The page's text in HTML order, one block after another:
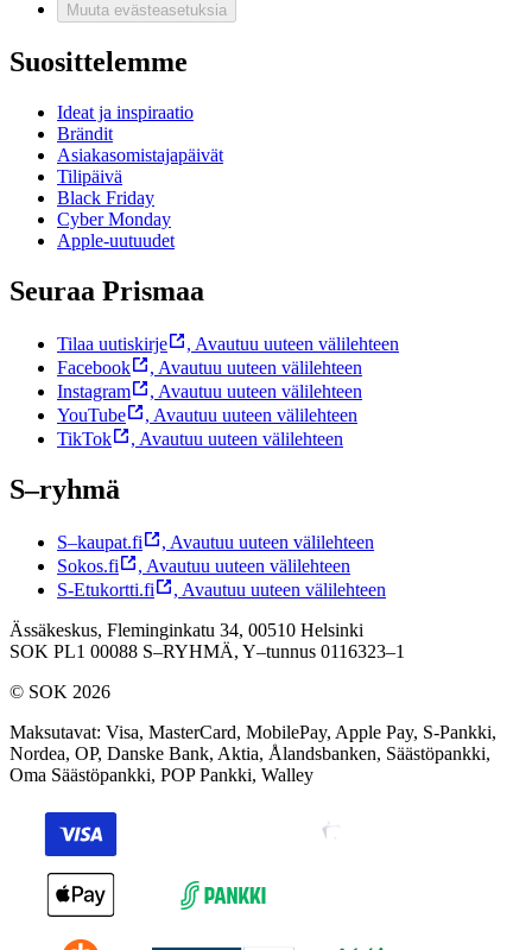
Muuta evästeasetuksia
Suosittelemme
Ideat ja inspiraatio
Brändit
Asiakasomistajapäivät
Tilipäivä
Black Friday
Cyber Monday
Apple-uutuudet
Seuraa Prismaa
Tilaa uutiskirje , Avautuu uuteen välilehteen
Facebook
, Avautuu uuteen välilehteen
Instagram
, Avautuu uuteen välilehteen
YouTube
, Avautuu uuteen välilehteen
TikTok
, Avautuu uuteen välilehteen
S–ryhmä
S–kaupat.fi , Avautuu uuteen välilehteen
Sokos.fi
, Avautuu uuteen välilehteen
S-Etukortti.fi
, Avautuu uuteen välilehteen
Ässäkeskus, Fleminginkatu 34, 00510 Helsinki
SOK PL1 00088 S–RYHMÄ, Y–tunnus 0116323–1
© SOK 2026
Maksutavat: Visa, MasterCard, MobilePay, Apple Pay, S-Pankki,
Nordea, OP, Danske Bank, Aktia, Ålandsbanken, Säästöpankki,
Oma Säästöpankki, POP Pankki, Walley